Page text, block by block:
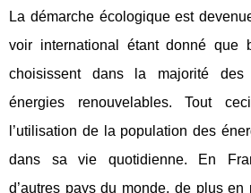
La démarche écologique est
voir international étant donné que
choisissent dans la majorité des
énergies renouvelables. Tout
l’utilisation de la population des
dans sa vie quotidienne. En
d’autres pays du monde, de plus